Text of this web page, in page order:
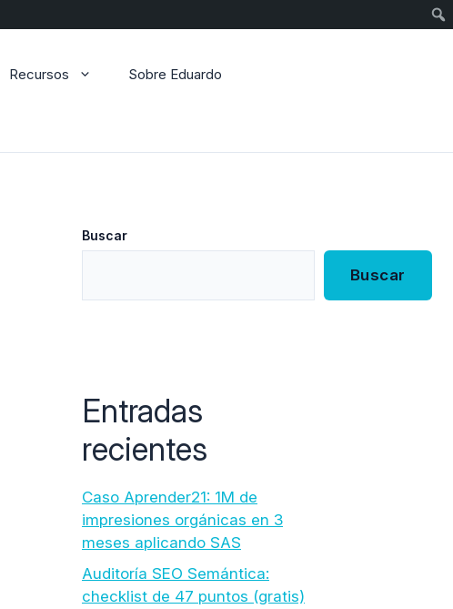
Recursos Sobre Eduardo
Buscar
Buscar
Entradas
recientes
Caso Aprender21: 1M de
impresiones orgánicas en 3
meses aplicando SAS
Auditoría SEO Semántica:
checklist de 47 puntos (gratis)